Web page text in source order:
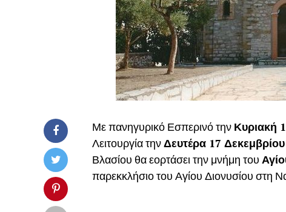
Με πανηγυρικό Εσπερινό την Κυριακή
Λειτουργία τηνΔευτέρα 17 Δεκεμβρίου
Βλασίου θα εορτάσει την μνήμη του
παρεκκλήσιο του Αγίου Διονυσίου στη